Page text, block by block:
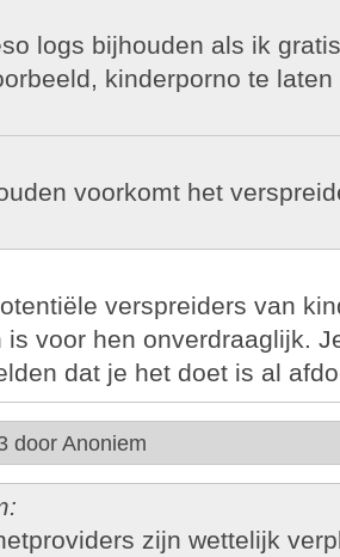
logs bijhouden als ik
kinderporno te
voorkomt het
verspreiders van
is voor hen onverdraaglijk.
dat je het doet is al
door Anoniem
zijn wettelijk